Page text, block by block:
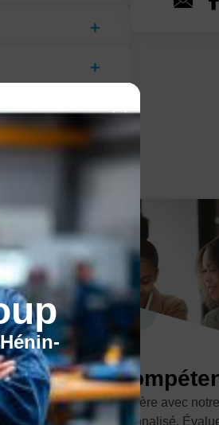
Bilan de
Optimisez votre carrière avec
compétences personnalisé.